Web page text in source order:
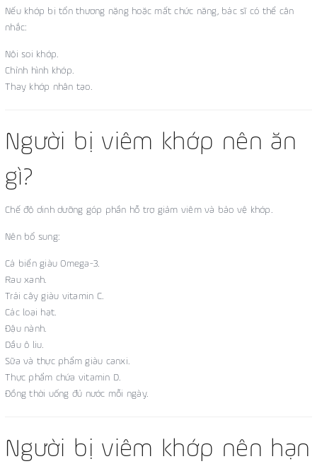
Nếu khớp bị tổn thương nặng hoặc mất chức năng, bác sĩ có thể cân
nhắc:
Nội soi khớp.
Chỉnh hình khớp.
Thay khớp nhân tạo.
Người bị viêm khớp nên ăn
gì?
Chế độ dinh dưỡng góp phần hỗ trợ giảm viêm và bảo vệ khớp.
Nên bổ sung:
Cá biển giàu Omega-3.
Rau xanh.
Trái cây giàu vitamin C.
Các loại hạt.
Đậu nành.
Dầu ô liu.
Sữa và thực phẩm giàu canxi.
Thực phẩm chứa vitamin D.
Đồng thời uống đủ nước mỗi ngày.
Người bị viêm khớp nên hạn